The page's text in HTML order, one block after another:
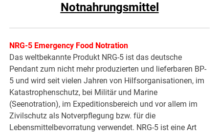
Notnahrungsmittel
NRG-5 Emergency Food Notration
Das weltbekannte Produkt NRG-5 ist das deutsche
Pendant zum nicht mehr produzierten und lieferbaren BP-
5 und wird seit vielen Jahren von Hilfsorganisationen, im
Katastrophenschutz, bei Militär und Marine
(Seenotration), im Expeditionsbereich und vor allem im
Zivilschutz als Notverpflegung bzw. für die
Lebensmittelbevorratung verwendet. NRG-5 ist eine Art